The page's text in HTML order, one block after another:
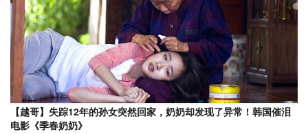
【越哥】失踪12年的孙女突然回家，奶奶却发现了异常！韩国催泪
电影《季春奶奶》